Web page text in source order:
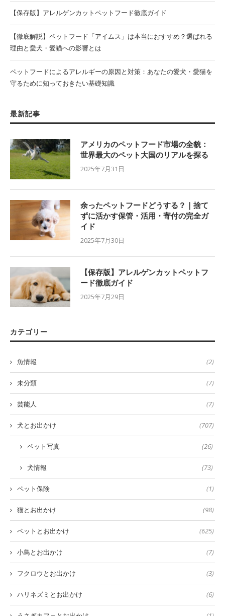
【保存版】アレルゲンカットペットフード徹底ガイド
【徹底解説】ペットフード「アイムス」は本当におすすめ？選ばれる
理由と愛犬・愛猫への影響とは
ペットフードによるアレルギーの原因と対策：あなたの愛犬・愛猫を
守るために知っておきたい基礎知識
最新記事
アメリカのペットフード市場の全貌：
世界最大のペット大国のリアルを探る
2025年7月31日
余ったペットフードどうする？｜捨て
ずに活かす保管・活用・寄付の完全ガ
イド
2025年7月30日
【保存版】アレルゲンカットペットフ
ード徹底ガイド
2025年7月29日
カテゴリー
魚情報 (2)
未分類 (7)
芸能人 (7)
犬とお出かけ (707)
ペット写真 (26)
犬情報 (73)
ペット保険 (1)
猫とお出かけ (98)
ペットとお出かけ (625)
小鳥とお出かけ (7)
フクロウとお出かけ (3)
ハリネズミとお出かけ (6)